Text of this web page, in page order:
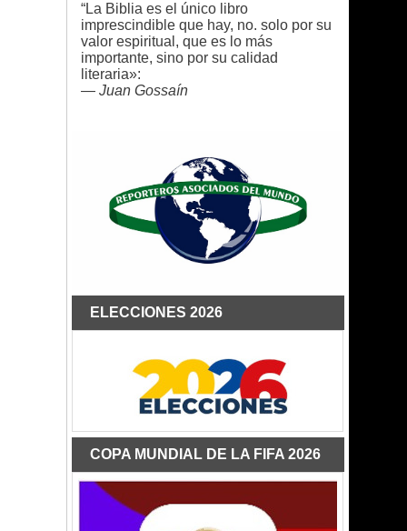
“La Biblia es el único libro
imprescindible que hay, no. solo por su
valor espiritual, que es lo más
importante, sino por su calidad
literaria»:
— Juan Gossaín
ELECCIONES 2026
COPA MUNDIAL DE LA FIFA 2026